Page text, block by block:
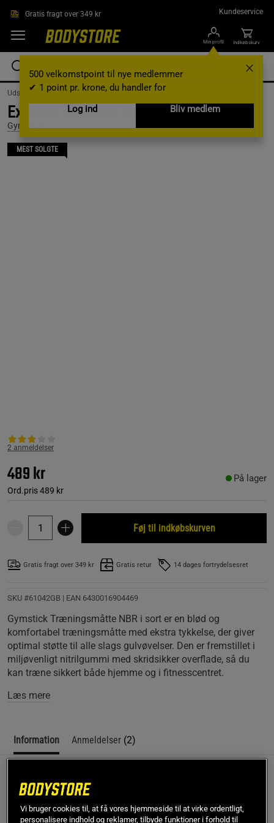
Gratis fragt over 349 kr Kundeservice
Min profil
500 velkomstpoint til nye medlemmer
✔ 1 point pr. krone, du handler for
Log ind
Bliv medlem
Indkøbskurv
Udstyr og tilbehør /Træningsredskaber / Træningsmåtter
Exercise Mat NBR Black
Gymstick
MEST SOLGTE
2 anmeldelser
489 kr
Ord.pris489 kr
På lager
Føj til indkøbskurven
Gratis fragt over 349 kr Gratis retur 14 dages fortrydelsesret
SKU #61042GB | EAN 6430016904469
Gymstick Træningsmåtte NBR i sort er en blød og
komfortabel træningsmåtte med ekstra tykkelse, der giver
optimal støtte til alle slags gulvøvelser. Den er fremstillet i
miljøvenligt nitrilgummi med skridsikker overflade, så du
kan træne sikkert både hjemme og i fitnesscentret.
Læs mere
Information Anmeldelser (2)
Beskrivelse
Gymstick Træningsmåtte NBR i sort er udviklet til dig, der
Vi bruger cookies til, at få vores hjemmeside til at virke ordentligt,
personalisere indhold og reklamer, tilbyde funktioner i forhold til